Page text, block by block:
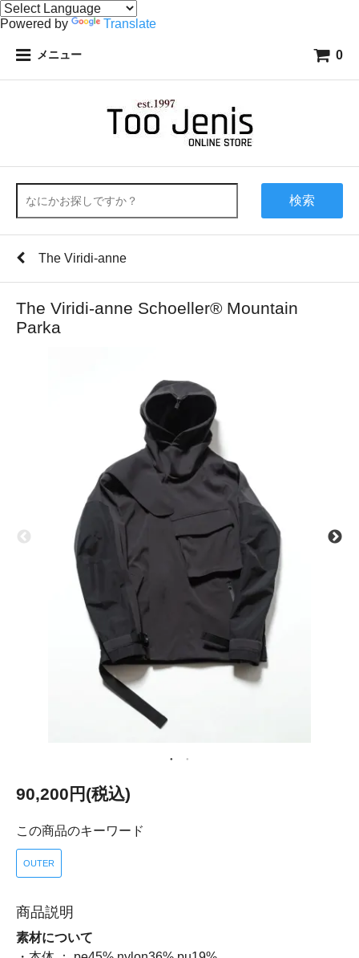
Powered by Translate
メニュー 0
検索
The Viridi-anne
The Viridi-anne Schoeller® Mountain
Parka
90,200円(税込)
この商品のキーワード
OUTER
商品説明
素材について